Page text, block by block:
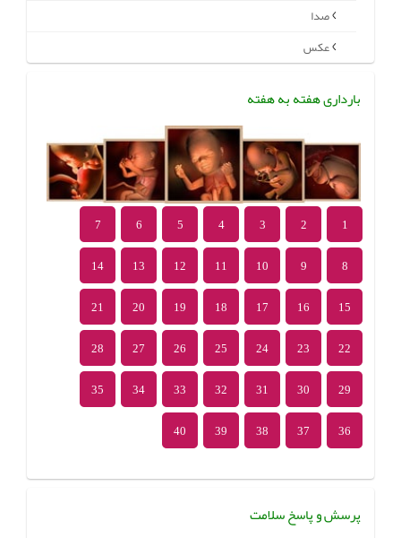
صدا
عکس
بارداری هفته به هفته
1
2
3
4
5
6
7
8
9
10
11
12
13
14
15
16
17
18
19
20
21
22
23
24
25
26
27
28
29
30
31
32
33
34
35
36
37
38
39
40
پرسش و پاسخ سلامت